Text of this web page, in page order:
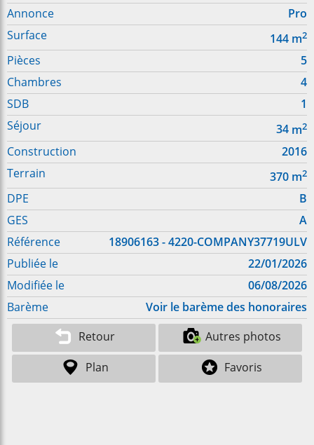
Annonce
Pro
Surface
144 m2
Pièces
5
Chambres
4
SDB
1
Séjour
34 m2
Construction
2016
Terrain
370 m2
DPE
B
GES
A
Référence
18906163 - 4220-COMPANY37719ULV
Publiée le
22/01/2026
Modifiée le
06/08/2026
Barème
Voir le barème des honoraires
Retour
Autres photos
Plan
Favoris